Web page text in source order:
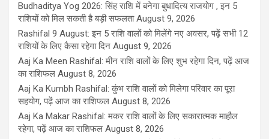
Budhaditya Yog 2026: सिंह राशि में बनेगा बुधादित्य राजयोग , इन 5
राशियों को मिल सकती है बड़ी सफलता August 9, 2026
Rashifal 9 August: इन 5 राशि वालों को मिलेंगे नए अवसर, पढ़ें सभी 12
राशियों के लिए कैसा रहेगा दिन August 9, 2026
Aaj Ka Meen Rashifal: मीन राशि वालों के लिए शुभ रहेगा दिन, पढ़ें आज
का राशिफल August 8, 2026
Aaj Ka Kumbh Rashifal: कुंभ राशि वालों को मिलेगा परिवार का पूरा
सहयोग, पढ़ें आज का राशिफल August 8, 2026
Aaj Ka Makar Rashifal: मकर राशि वालों के लिए सकारात्मक माहौल
रहेगा, पढ़ें आज का राशिफल August 8, 2026